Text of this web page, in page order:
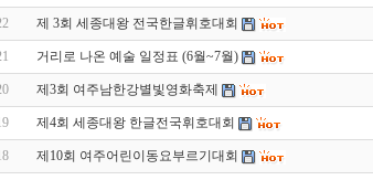
제 3회 세종대왕 전국한글휘호대회
거리로 나온 예술 일정표 (6월~7월)
제3회 여주남한강별빛영화축제
제4회 세종대왕 한글전국휘호대회
제10회 여주어린이동요부르기대회